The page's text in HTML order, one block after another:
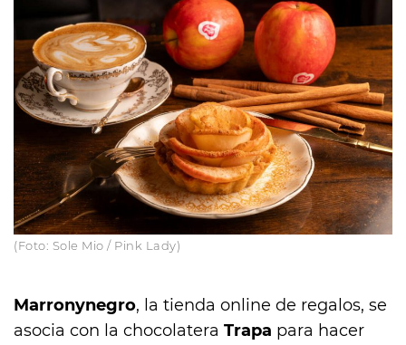
(Foto: Sole Mio / Pink Lady)
Marronynegro, la tienda online de regalos, se
asocia con la chocolatera Trapa para hacer